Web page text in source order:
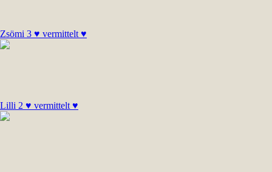
Zsömi 3 ♥ vermittelt ♥
Lilli 2 ♥ vermittelt ♥